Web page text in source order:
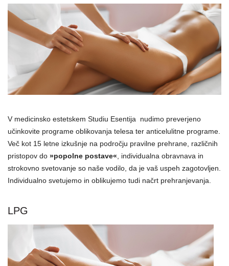
V medicinsko estetskem Studiu Esentija nudimo preverjeno
učinkovite programe oblikovanja telesa ter anticelulitne programe.
Več kot 15 letne izkušnje na področju pravilne prehrane, različnih
pristopov do »popolne postave«, individualna obravnava in
strokovno svetovanje so naše vodilo, da je vaš uspeh zagotovljen.
Individualno svetujemo in oblikujemo tudi načrt prehranjevanja.
LPG